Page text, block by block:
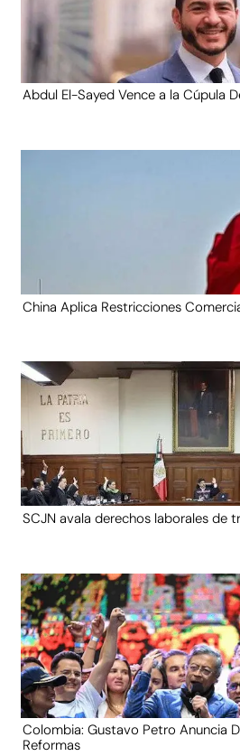
Abdul El-Sayed Vence a la Cúpula
China Aplica Restricciones
SCJN avala derechos laborales de
Colombia: Gustavo Petro Anuncia
Reformas